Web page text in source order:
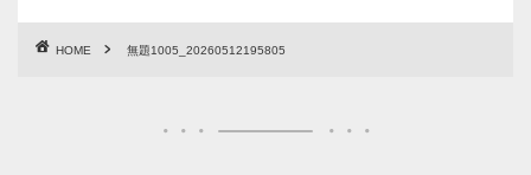
HOME 無題1005_20260512195805